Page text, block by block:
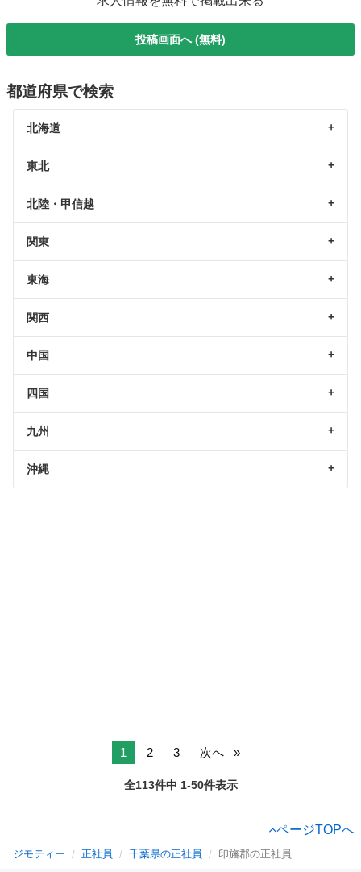
投稿画面へ (無料)
都道府県で検索
北海道
東北
北陸・甲信越
関東
東海
関西
中国
四国
九州
沖縄
1 2 3 次へ
全113件中 1-50件表示
ページTOPへ
ジモティー 正社員 千葉県の正社員 印旛郡の正社員